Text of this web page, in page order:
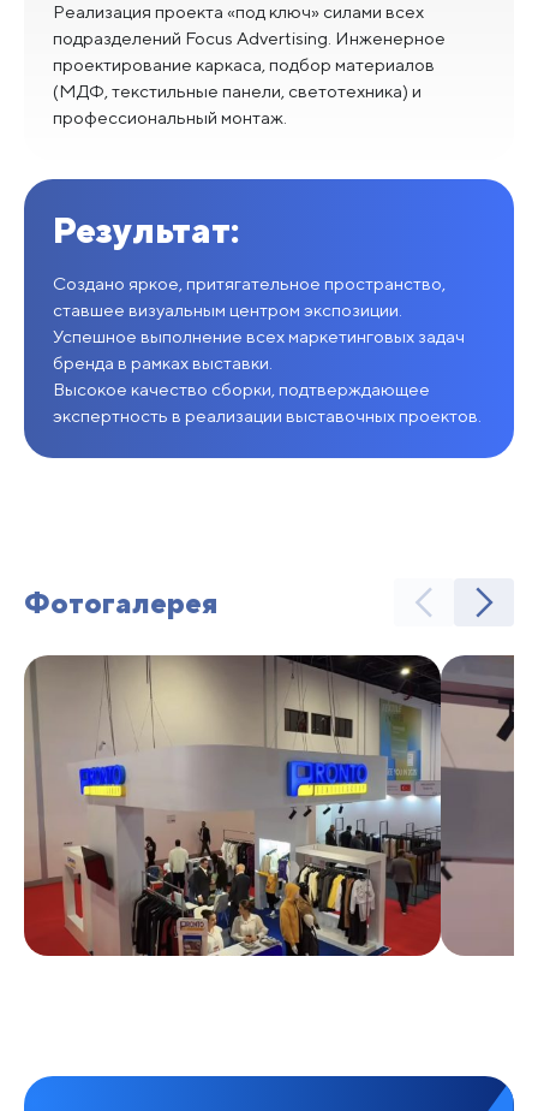
Реализация проекта «под ключ» силами всех
подразделений Focus Advertising. Инженерное
проектирование каркаса, подбор материалов
(МДФ, текстильные панели, светотехника) и
профессиональный монтаж.
Результат:
Создано яркое, притягательное пространство,
ставшее визуальным центром экспозиции.
Успешное выполнение всех маркетинговых задач
бренда в рамках выставки.
Высокое качество сборки, подтверждающее
экспертность в реализации выставочных проектов.
Фотогалерея